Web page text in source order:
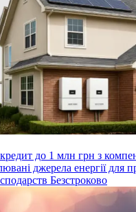
до 1 млн грн з
джерела енергії для
Безстроково